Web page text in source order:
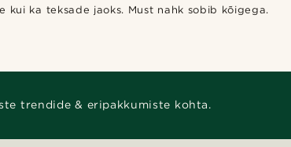
kui ka teksade jaoks. Must nahk sobib kõigega.
trendide & eripakkumiste kohta.